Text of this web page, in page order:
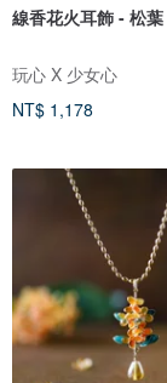
線香花火耳飾 - 松葉
玩心 X 少女心
NT$ 1,178